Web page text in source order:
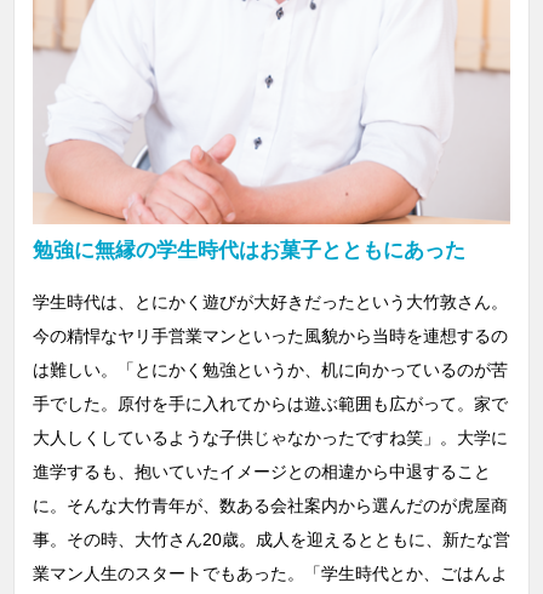
勉強に無縁の学生時代はお菓子とともにあった
学生時代は、とにかく遊びが大好きだったという大竹敦さん。
今の精悍なヤリ手営業マンといった風貌から当時を連想するの
は難しい。「とにかく勉強というか、机に向かっているのが苦
手でした。原付を手に入れてからは遊ぶ範囲も広がって。家で
大人しくしているような子供じゃなかったですね笑」。大学に
進学するも、抱いていたイメージとの相違から中退すること
に。そんな大竹青年が、数ある会社案内から選んだのが虎屋商
事。その時、大竹さん20歳。成人を迎えるとともに、新たな営
業マン人生のスタートでもあった。「学生時代とか、ごはんよ